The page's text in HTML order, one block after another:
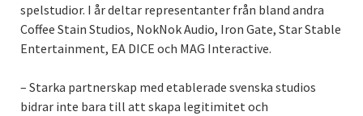
spelstudior. I år deltar representanter från bland andra
Coffee Stain Studios, NokNok Audio, Iron Gate, Star Stable
Entertainment, EA DICE och MAG Interactive.
– Starka partnerskap med etablerade svenska studios
bidrar inte bara till att skapa legitimitet och